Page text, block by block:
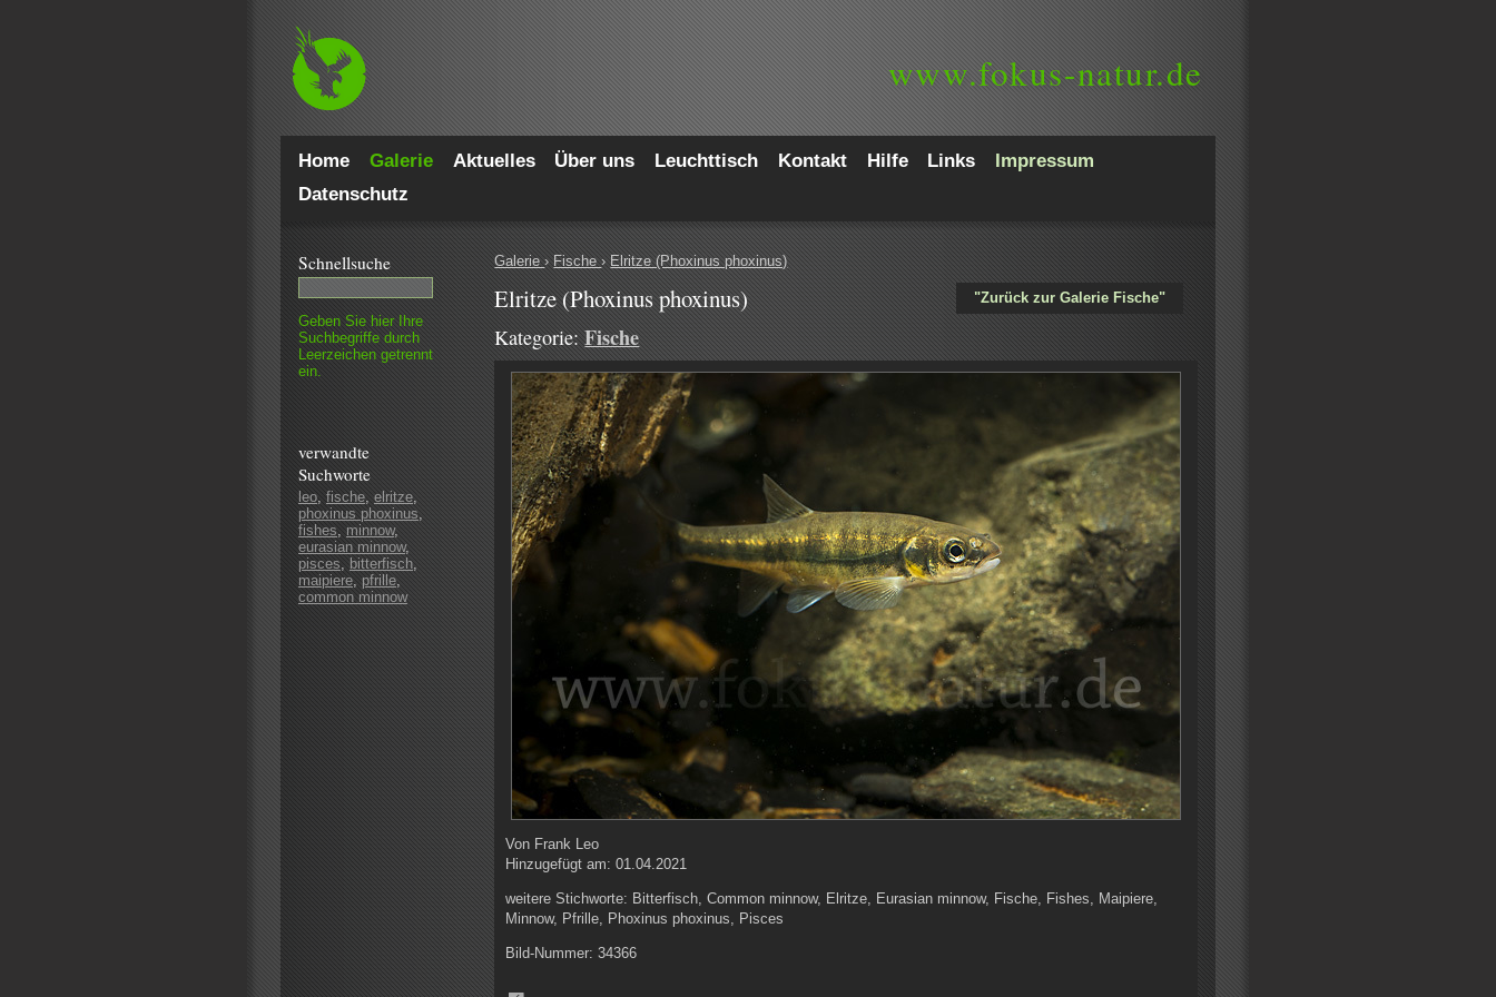
www.fokus-natur.de
Home Galerie Aktuelles Über uns Leuchttisch Kontakt Hilfe Links
Impressum
Datenschutz
Schnell­suche
Geben Sie hier Ihre
Such­begriffe durch
Leer­zeichen getrennt
ein.
verwandte
Suchworte
leo, fische, elritze,
phoxinus phoxinus,
fishes, minnow,
eurasian minnow,
pisces, bitterfisch,
maipiere, pfrille,
common minnow
Galerie› Fische›Elritze (Phoxinus phoxinus)
"Zurück zur Galerie Fische"
Elritze (Phoxinus phoxinus)
Kategorie:Fische
Von Frank Leo
Hinzugefügt am:01.04.2021
weitere Stichworte: Bitterfisch, Common minnow, Elritze, Eurasian minnow, Fische, Fishes, Maipiere,
Minnow, Pfrille, Phoxinus phoxinus, Pisces
Bild-Nummer:34366